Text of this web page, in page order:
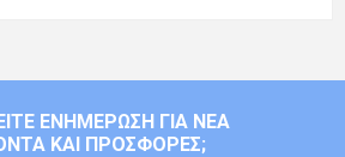
ΕΝΗΜΈΡΩΣΗ ΓΙΑ ΝΈΑ
ΚΑΙ ΠΡΟΣΦΟΡΈΣ;